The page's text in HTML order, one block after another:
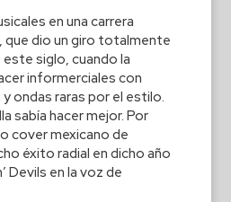
en una carrera
que dio un giro totalmente
siglo, cuando la
informerciales con
ondas raras por el estilo.
sabía hacer mejor. Por
cover mexicano de
éxito radial en dicho año
Devils en la voz de